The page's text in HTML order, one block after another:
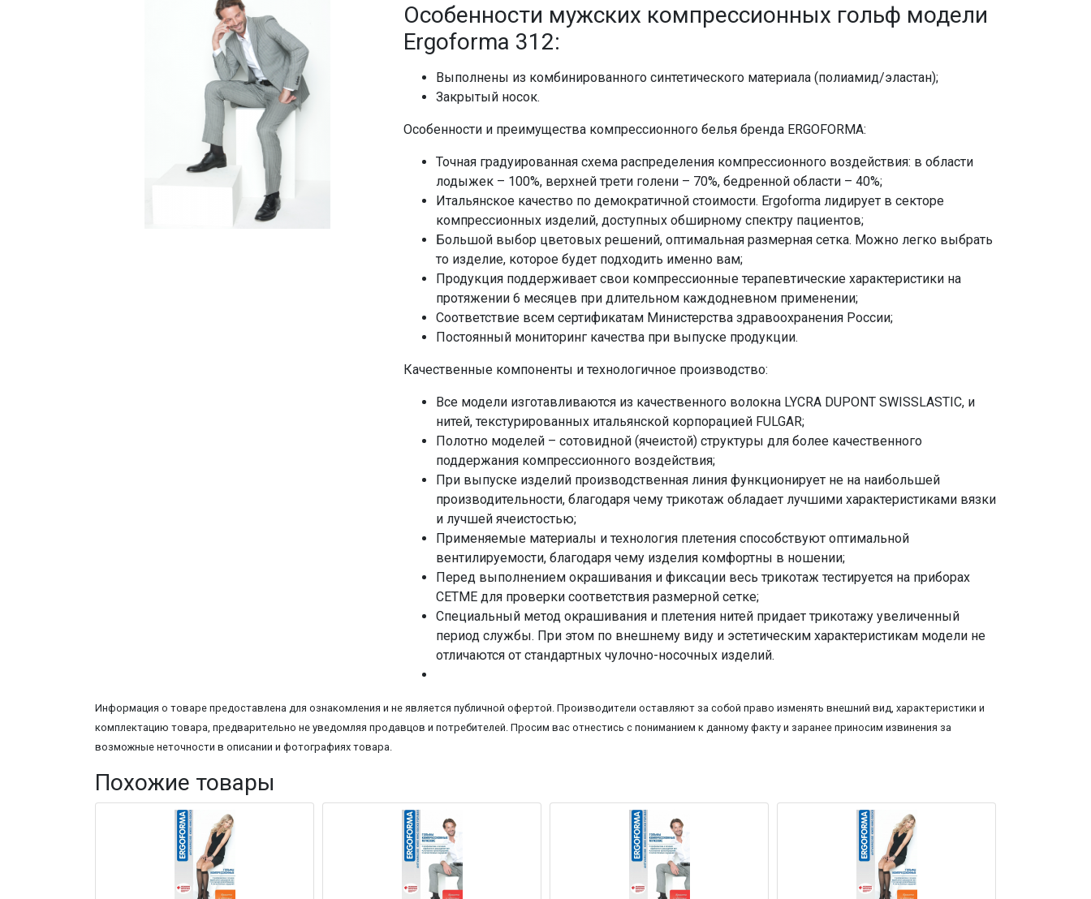
Особенности мужских компрессионных гольф модели
Ergoforma 312:
Выполнены из комбинированного синтетического материала (полиамид/эластан);
Закрытый носок.
Особенности и преимущества компрессионного белья бренда ERGOFORMA:
Точная градуированная схема распределения компрессионного воздействия: в области
лодыжек – 100%, верхней трети голени – 70%, бедренной области – 40%;
Итальянское качество по демократичной стоимости. Ergoforma лидирует в секторе
компрессионных изделий, доступных обширному спектру пациентов;
Большой выбор цветовых решений, оптимальная размерная сетка. Можно легко выбрать
то изделие, которое будет подходить именно вам;
Продукция поддерживает свои компрессионные терапевтические характеристики на
протяжении 6 месяцев при длительном каждодневном применении;
Соответствие всем сертификатам Министерства здравоохранения России;
Постоянный мониторинг качества при выпуске продукции.
Качественные компоненты и технологичное производство:
Все модели изготавливаются из качественного волокна LYCRA DUPONT SWISSLASTIC, и
нитей, текстурированных итальянской корпорацией FULGAR;
Полотно моделей – сотовидной (ячеистой) структуры для более качественного
поддержания компрессионного воздействия;
При выпуске изделий производственная линия функционирует не на наибольшей
производительности, благодаря чему трикотаж обладает лучшими характеристиками вязки
и лучшей ячеистостью;
Применяемые материалы и технология плетения способствуют оптимальной
вентилируемости, благодаря чему изделия комфортны в ношении;
Перед выполнением окрашивания и фиксации весь трикотаж тестируется на приборах
CETME для проверки соответствия размерной сетке;
Специальный метод окрашивания и плетения нитей придает трикотажу увеличенный
период службы. При этом по внешнему виду и эстетическим характеристикам модели не
отличаются от стандартных чулочно-носочных изделий.
Информация о товаре предоставлена для ознакомления и не является публичной офертой. Производители оставляют за собой право изменять внешний вид, характеристики и
комплектацию товара, предварительно не уведомляя продавцов и потребителей. Просим вас отнестись с пониманием к данному факту и заранее приносим извинения за
возможные неточности в описании и фотографиях товара.
Похожие товары